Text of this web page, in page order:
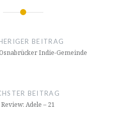
BEITRAG
Indie-Gemeinde
BEITRAG
Review: Adele – 21